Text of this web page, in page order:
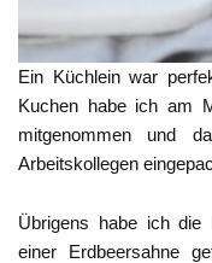
Ein Küchlein war
Kuchen habe ich am
mitgenommen und
Arbeitskollegen
Übrigens habe ich die
einer Erdbeersahne